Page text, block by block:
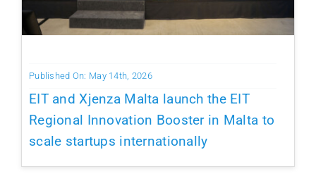
Published On: May 14th, 2026
EIT and Xjenza Malta launch the EIT
Regional Innovation Booster in Malta to
scale startups internationally